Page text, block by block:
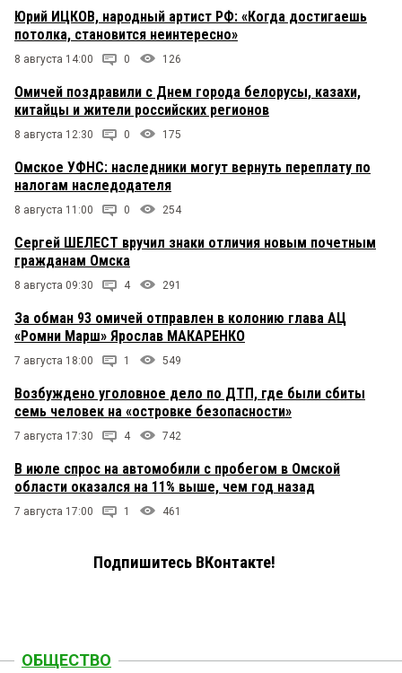
Юрий ИЦКОВ, народный артист РФ: «Когда достигаешь
потолка, становится неинтересно»
8 августа 14:00 0 126
Омичей поздравили с Днем города белорусы, казахи,
китайцы и жители российских регионов
8 августа 12:30 0 175
Омское УФНС: наследники могут вернуть переплату по
налогам наследодателя
8 августа 11:00 0 254
Сергей ШЕЛЕСТ вручил знаки отличия новым почетным
гражданам Омска
8 августа 09:30 4 291
За обман 93 омичей отправлен в колонию глава АЦ
«Ромни Марш» Ярослав МАКАРЕНКО
7 августа 18:00 1 549
Возбуждено уголовное дело по ДТП, где были сбиты
семь человек на «островке безопасности»
7 августа 17:30 4 742
В июле спрос на автомобили с пробегом в Омской
области оказался на 11% выше, чем год назад
7 августа 17:00 1 461
Подпишитесь ВКонтакте!
ОБЩЕСТВО